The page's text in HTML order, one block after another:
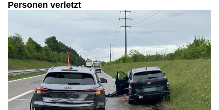
Personen verletzt